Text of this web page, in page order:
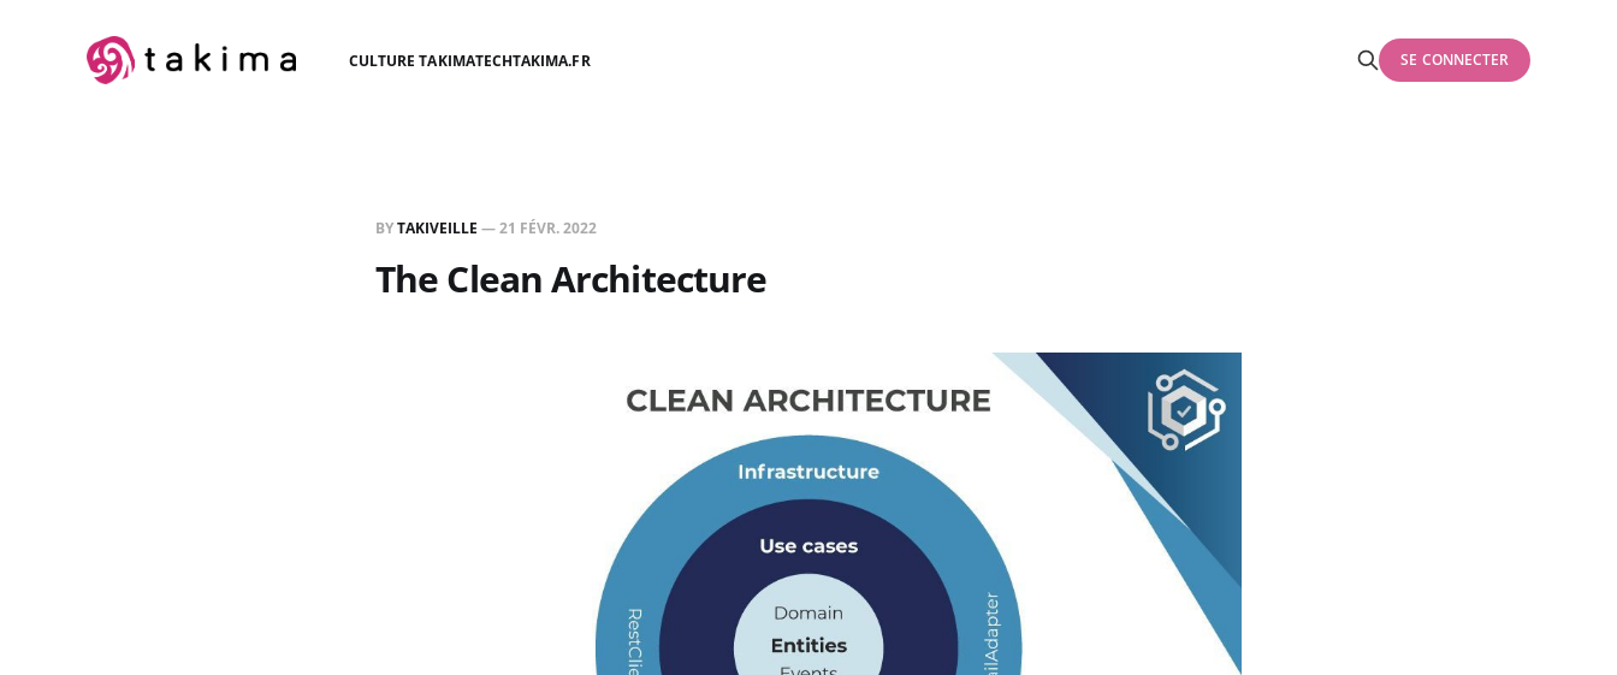
CULTURE TAKIMATECHTAKIMA.FR SE CONNECTER
BYTAKIVEILLE —21 FÉVR. 2022
The Clean Architecture